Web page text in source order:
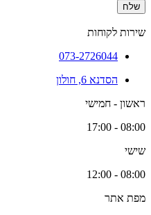
שלח
שירות לקוחות
073-2726044
הסדנא 6, חולון
ראשון - חמישי
08:00 - 17:00
שישי
08:00 - 12:00
מפת אתר